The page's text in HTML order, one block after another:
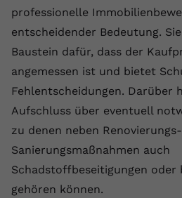
professionelle
entscheidender Bedeutung.
Baustein dafür, dass der
angemessen ist und bietet
Fehlentscheidungen. Darüber
Aufschluss über eventuell
zu denen neben
Sanierungsmaßnahmen auch
Schadstoffbeseitigungen oder
gehören können.